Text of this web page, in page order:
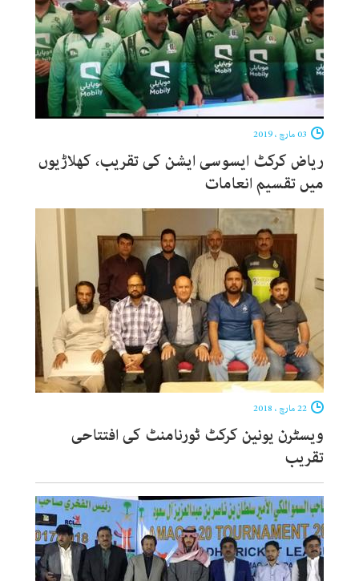
ریاض کرکٹ ایسوسی ایشن کی تقریب، کھلاڑیوں
میں تقسیم انعامات
ویسٹرن یونین کرکٹ ٹورنامنٹ کی افتتاحی
تقریب